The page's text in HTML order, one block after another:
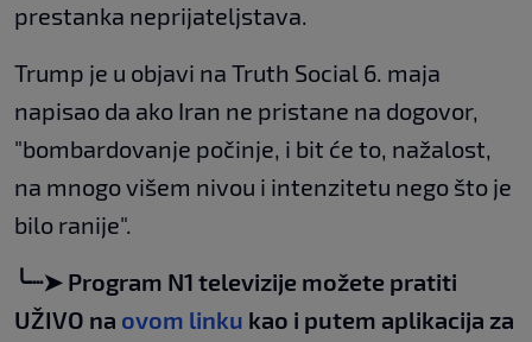
prestanka neprijateljstava.
Trump je u objavi na Truth Social 6. maja
napisao da ako Iran ne pristane na dogovor,
"bombardovanje počinje, i bit će to, nažalost,
na mnogo višem nivou i intenzitetu nego što je
bilo ranije".
╰┈➤ Program N1 televizije možete pratiti
UŽIVO na ovom linku kao i putem aplikacija za